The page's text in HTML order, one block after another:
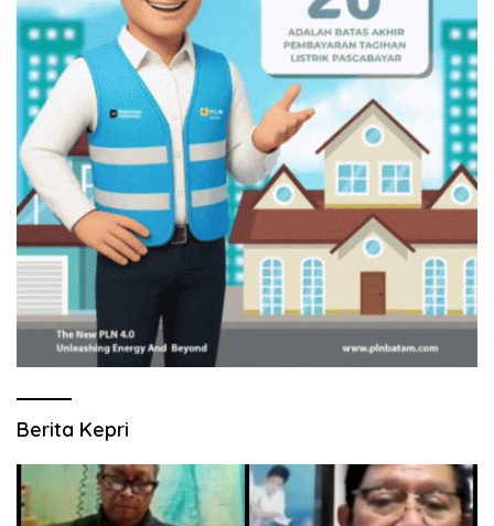
Berita Kepri